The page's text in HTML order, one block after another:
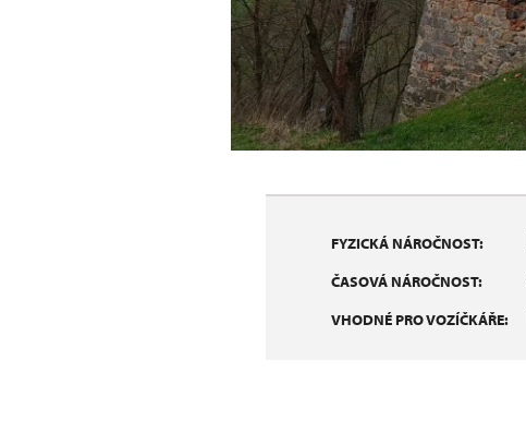
FYZICKÁ NÁROČNOST:
ČASOVÁ NÁROČNOST:
VHODNÉ PRO VOZÍČKÁŘE: